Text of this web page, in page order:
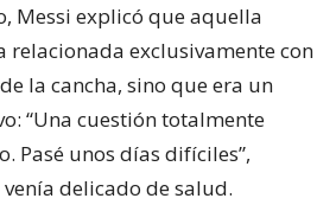
Messi explicó que aquella
relacionada exclusivamente con
la cancha, sino que era un
“Una cuestión totalmente
Pasé unos días difíciles”,
delicado de salud.